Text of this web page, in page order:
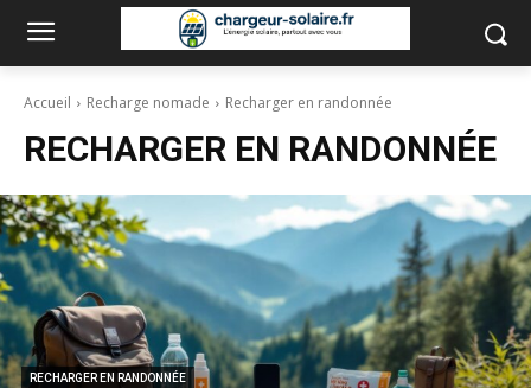
Accueil Recharge nomade Recharger en randonnée
RECHARGER EN RANDONNÉE
RECHARGER EN RANDONNÉE